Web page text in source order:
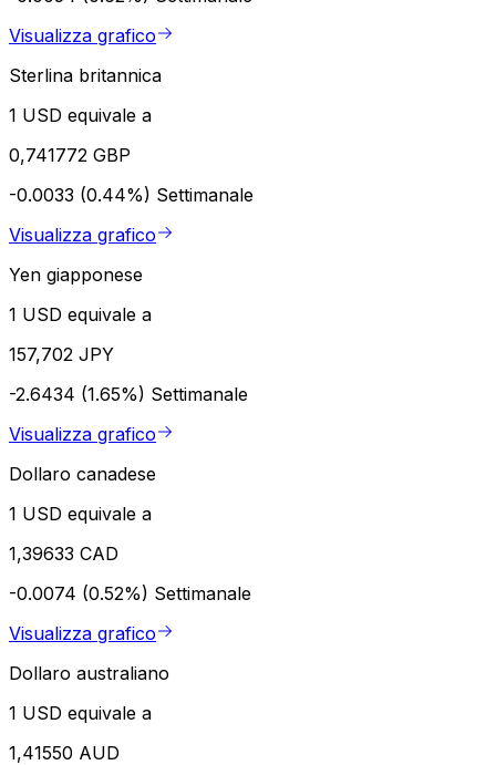
Visualizza grafico
Sterlina britannica
1 USD equivale a
0,741772 GBP
-0.0033 (0.44%) Settimanale
Visualizza grafico
Yen giapponese
1 USD equivale a
157,702 JPY
-2.6434 (1.65%) Settimanale
Visualizza grafico
Dollaro canadese
1 USD equivale a
1,39633 CAD
-0.0074 (0.52%) Settimanale
Visualizza grafico
Dollaro australiano
1 USD equivale a
1,41550 AUD